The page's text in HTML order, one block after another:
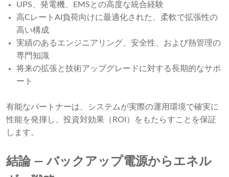
UPS、発電機、EMSとの高度な統合経験
高CレートAI負荷向けに最適化された、柔軟で拡張性の
高い構成
実績のあるエンジニアリング、安全性、および熱管理の
専門知識
将来の拡張と技術アップグレードに対する長期的なサポ
ート
有能なパートナーは、システムが実際の運用環境で確実に
性能を発揮し、投資対効果（ROI）をもたらすことを保証
します。
結論 ― バックアップ電源からエネル